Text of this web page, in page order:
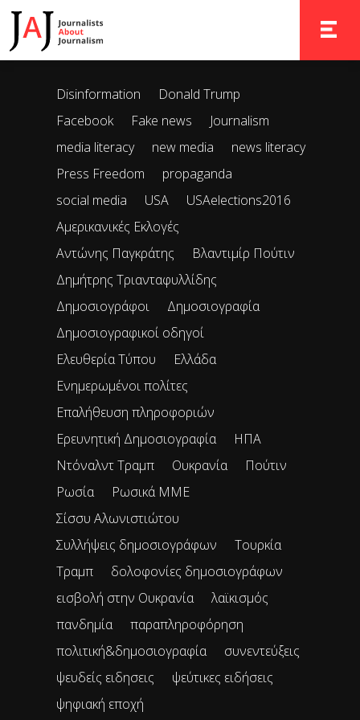
It seems we can’t find what you’re looking for. Perhaps
searching can help.
Disinformation
Donald Trump
Facebook
Fake news
Journalism
media literacy
new media
news literacy
Press Freedom
propaganda
social media
USA
USAelections2016
Αμερικανικές Εκλογές
Αντώνης Παγκράτης
Βλαντιμίρ Πούτιν
Δημήτρης Τριανταφυλλίδης
Δημοσιογράφοι
Δημοσιογραφία
Δημοσιογραφικοί οδηγοί
Ελευθερία Τύπου
Ελλάδα
Ενημερωμένοι πολίτες
Επαλήθευση πληροφοριών
Ερευνητική Δημοσιογραφία
ΗΠΑ
Ντόναλντ Τραμπ
Ουκρανία
Πούτιν
Ρωσία
Ρωσικά ΜΜΕ
Σίσσυ Αλωνιστιώτου
Συλλήψεις δημοσιογράφων
Τουρκία
Τραμπ
δολοφονίες δημοσιογράφων
εισβολή στην Ουκρανία
λαϊκισμός
πανδημία
παραπληροφόρηση
πολιτική&δημοσιογραφία
συνεντεύξεις
ψευδείς ειδησεις
ψεύτικες ειδήσεις
ψηφιακή εποχή